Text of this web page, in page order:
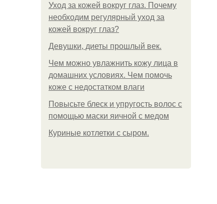
Уход за кожей вокруг глаз. Почему
необходим регулярный уход за
кожей вокруг глаз?
Девушки, диеты прошлый век.
Чем можно увлажнить кожу лица в
домашних условиях. Чем помочь
коже с недостатком влаги
Повысьте блеск и упругость волос с
помощью маски яичной с медом
Куриные котлетки с сыром.